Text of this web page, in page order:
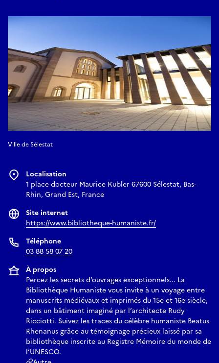
Ville de Sélestat
Localisation
1 place docteur Maurice Kubler 67600 Sélestat, Bas-
Rhin, Grand Est, France
Site internet
https://www.bibliotheque-humaniste.fr/
Téléphone
03 88 58 07 20
À propos
Percez les secrets d’ouvrages exceptionnels... La
Bibliothèque Humaniste vous invite à un voyage entre
manuscrits médiévaux et imprimés du 15e et 16e siècle,
dans un bâtiment imaginé par l’architecte Rudy
Ricciotti. Suivez les traces du célèbre humaniste Beatus
Rhenanus grâce au témoignage précieux laissé par sa
bibliothèque inscrite au Registre Mémoire du monde de
l’UNESCO.